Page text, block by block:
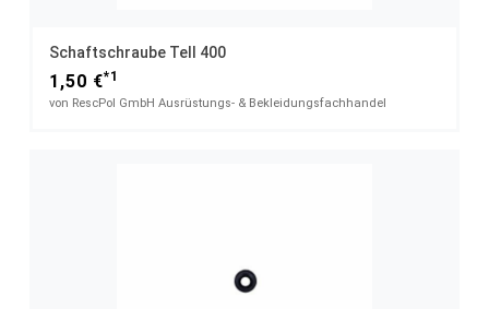
Schaftschraube Tell 400
1,50 €*1
von RescPol GmbH Ausrüstungs- & Bekleidungsfachhandel